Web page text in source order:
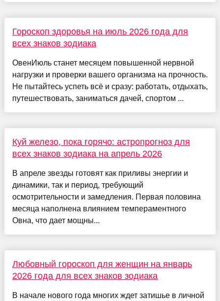
Гороскоп здоровья на июль 2026 года для
всех знаков зодиака
ОвенИюль станет месяцем повышенной нервной
нагрузки и проверки вашего организма на прочность.
Не пытайтесь успеть всё и сразу: работать, отдыхать,
путешествовать, заниматься дачей, спортом ...
Куй железо, пока горячо: астропрогноз для
всех знаков зодиака на апрель 2026
В апреле звезды готовят как приливы энергии и
динамики, так и период, требующий
осмотрительности и замедления. Первая половина
месяца наполнена влиянием темпераментного
Овна, что дает мощны...
Любовный гороскоп для женщин на январь
2026 года для всех знаков зодиака
В начале нового года многих ждет затишье в личной